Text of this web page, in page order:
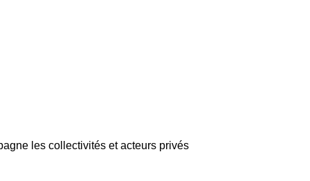
les collectivités et acteurs privés